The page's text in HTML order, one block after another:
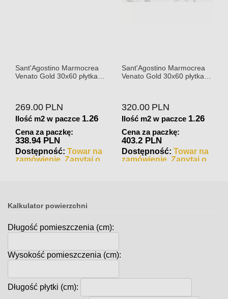
Sant'Agostino Marmocrea
Venato Gold 30x60 płytka
269.00 PLN
Ilość m2 w paczce 1.26
Cena za paczkę:
338.94 PLN
Dostępność: Towar na
zamówienie. Zapytaj o
Sant'Agostino Marmocrea
Venato Gold 30x60 płytka
320.00 PLN
Ilość m2 w paczce 1.26
Cena za paczkę:
403.2 PLN
Dostępność: Towar na
zamówienie. Zapytaj o
Kalkulator powierzchni
Długość pomieszczenia (cm):
Wysokość pomieszczenia (cm):
Długość płytki (cm):